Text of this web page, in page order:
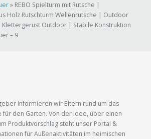
» REBO Spielturm mit Rutsche |
Holz Rutschturm Wellenrutsche | Outdoor
Outdoor | Stabile Konstruktion
– 9
informieren wir Eltern rund um das
für den Garten. Von der Idee, über einen
Produktvorschlag steht unser Portal &
für Außenaktivitäten im heimischen